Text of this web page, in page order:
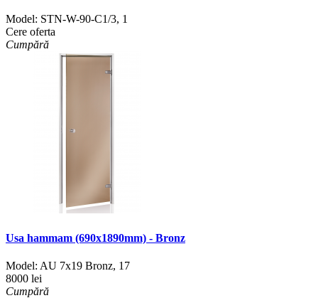
Model: STN-W-90-C1/3, 1
Cere oferta
Cumpără
Usa hammam (690x1890mm) - Bronz
Model: AU 7x19 Bronz, 17
8000 lei
Cumpără